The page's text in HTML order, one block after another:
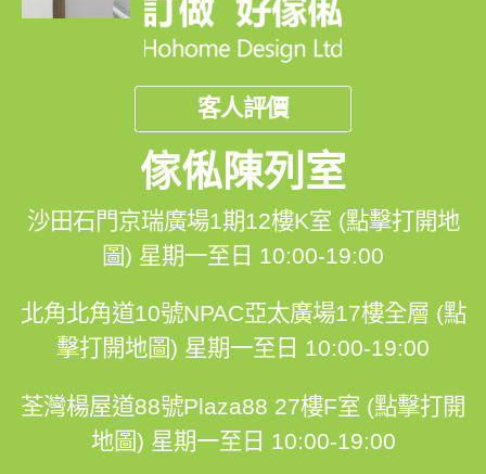
客人評價
傢俬陳列室
沙田石門京瑞廣場1期12樓K室 (點擊打開地
圖) 星期一至日 10:00-19:00
北角北角道10號NPAC亞太廣場17樓全層 (點
擊打開地圖) 星期一至日 10:00-19:00
荃灣楊屋道88號Plaza88 27樓F室 (點擊打開
地圖) 星期一至日 10:00-19:00